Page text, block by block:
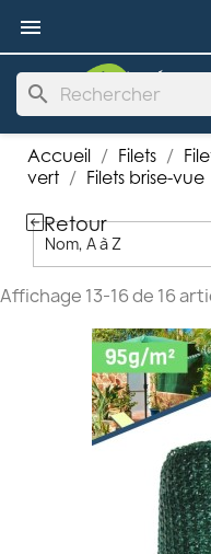

search
Accueil Filets
vert
Filets brise-vue
Retour
Nom, A à Z
Affichage 13-16 de 16